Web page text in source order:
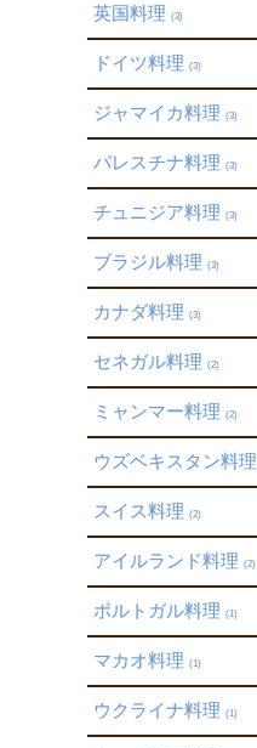
英国料理 (3)
ドイツ料理 (3)
ジャマイカ料理 (3)
パレスチナ料理 (3)
チュニジア料理 (3)
ブラジル料理 (3)
カナダ料理 (3)
セネガル料理 (2)
ミャンマー料理 (2)
ウズベキスタン料理
スイス料理 (2)
アイルランド料理 (2)
ポルトガル料理 (1)
マカオ料理 (1)
ウクライナ料理 (1)